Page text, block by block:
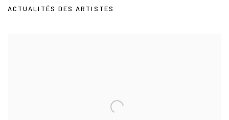
ACTUALITÉS DES ARTISTES